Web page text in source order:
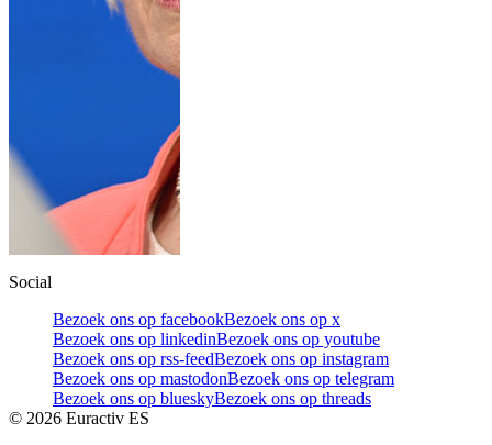
Social
Bezoek ons op facebookBezoek ons op x
Bezoek ons op linkedinBezoek ons op youtube
Bezoek ons op rss-feedBezoek ons op instagram
Bezoek ons op mastodonBezoek ons op telegram
Bezoek ons op blueskyBezoek ons op threads
© 2026 Euractiv ES